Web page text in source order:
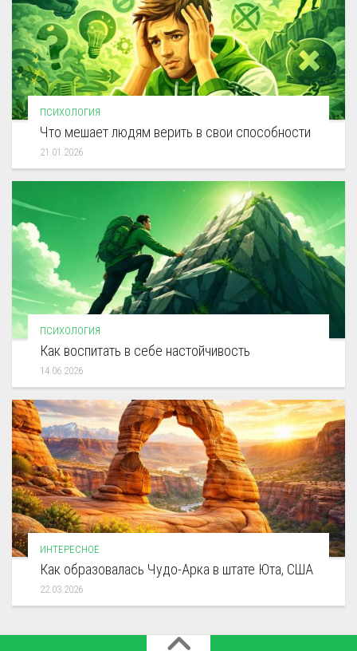
ПСИХОЛОГИЯ
Что мешает людям верить в свои способности
21.01.2026
ПСИХОЛОГИЯ
Как воспитать в себе настойчивость
14.06.2026
ИНТЕРЕСНОЕ
Как образовалась Чудо-Арка в штате Юта, США
22.03.2026